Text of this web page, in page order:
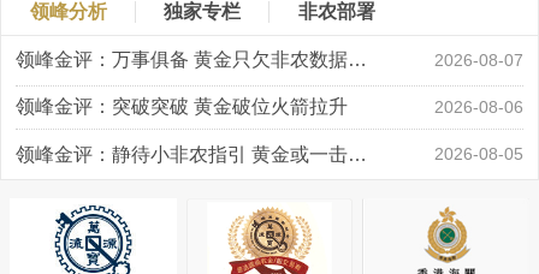
领峰分析 独家专栏 非农部署
领峰金评：万事俱备 黄金只欠非农数据“东风” 2026-08-07
领峰金评：突破突破 黄金破位火箭拉升 2026-08-06
领峰金评：静待小非农指引 黄金或一击破局 2026-08-05